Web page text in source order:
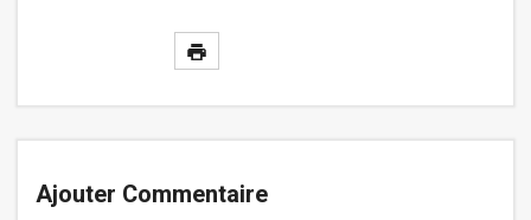
Ajouter Commentaire